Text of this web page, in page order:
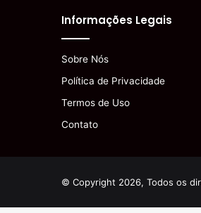
Informações Legais
Sobre Nós
Política de Privacidade
Termos de Uso
Contato
© Copyright 2026, Todos os